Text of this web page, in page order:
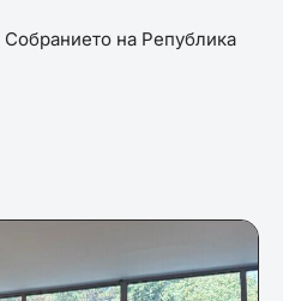
Собранието на Република